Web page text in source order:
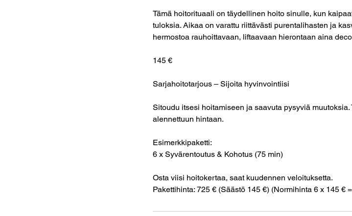
Tämä hoitorituaali on täydellinen hoito sinulle, kun
tuloksia. Aikaa on varattu riittävästi purentalihasten ja
hermostoa rauhoittavaan, liftaavaan hierontaan aina
145 €
Sarjahoitotarjous – Sijoita hyvinvointiisi
Sitoudu itsesi hoitamiseen ja saavuta pysyviä
alennettuun hintaan.
Esimerkkipaketti:
6 x Syvärentoutus & Kohotus (75 min)
Osta viisi hoitokertaa, saat kuudennen veloituksetta.
Pakettihinta: 725 € (Säästö 145 €) (Normihinta 6 x 145 €